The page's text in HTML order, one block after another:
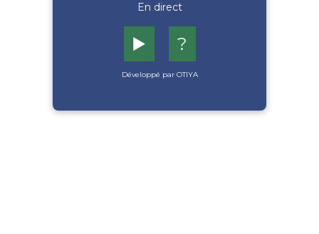
En direct
▶️ ?
Développé par OTIYA